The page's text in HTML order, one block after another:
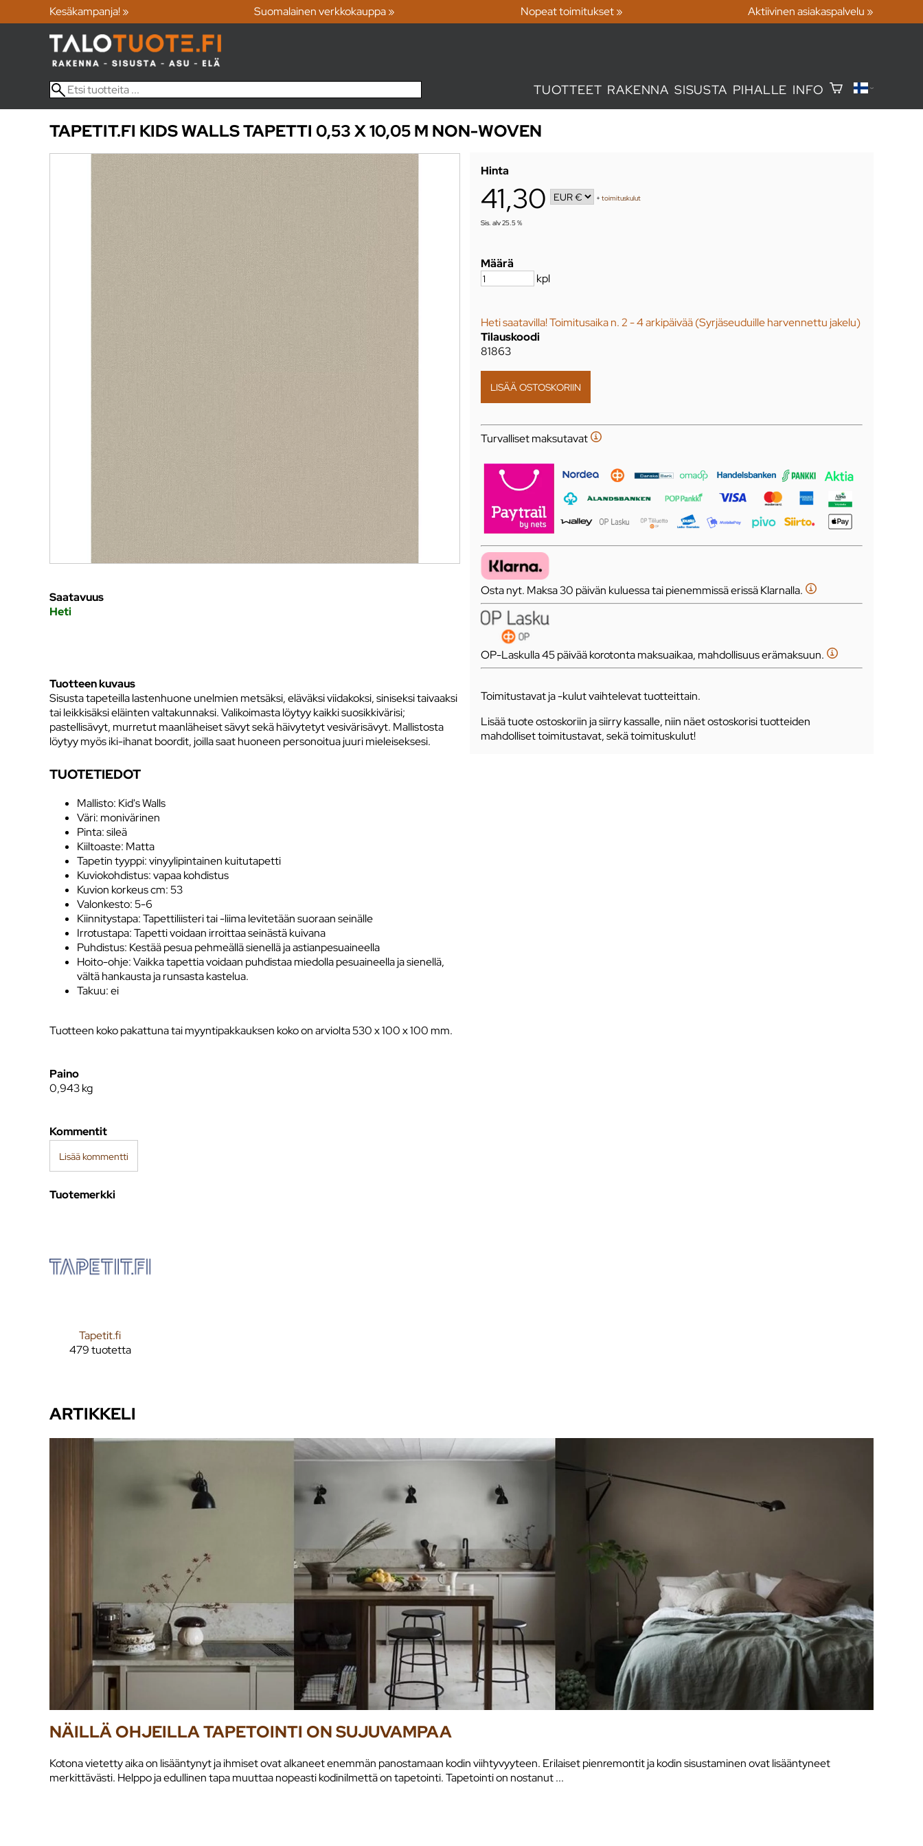
Kesäkampanja! » Suomalainen verkkokauppa » Nopeat toimitukset » Aktiivinen asiakaspalvelu »
TUOTTEET RAKENNA SISUSTA PIHALLE INFO
TAPETIT.FI KIDS WALLS TAPETTI 0,53 X 10,05 M NON-WOVEN
Hinta
41,30 +toimituskulut
Sis. alv 25.5 %
Määrä
kpl
Heti saatavilla! Toimitusaika n. 2 - 4 arkipäivää (Syrjäseuduille harvennettu jakelu)
Tilauskoodi
81863
Turvalliset maksutavat
Osta nyt. Maksa 30 päivän kuluessa tai pienemmissä erissä Klarnalla.
OP-Laskulla 45 päivää korotonta maksuaikaa, mahdollisuus erämaksuun.
Toimitustavat ja -kulut vaihtelevat tuotteittain.
Lisää tuote ostoskoriin ja siirry kassalle, niin näet ostoskorisi tuotteiden
mahdolliset toimitustavat, sekä toimituskulut!
Saatavuus
Heti
Tuotteen kuvaus
Sisusta tapeteilla lastenhuone unelmien metsäksi, eläväksi viidakoksi, siniseksi taivaaksi
tai leikkisäksi eläinten valtakunnaksi. Valikoimasta löytyy kaikki suosikkivärisi;
pastellisävyt, murretut maanläheiset sävyt sekä häivytetyt vesivärisävyt. Mallistosta
löytyy myös iki-ihanat boordit, joilla saat huoneen personoitua juuri mieleiseksesi.
TUOTETIEDOT
Mallisto: Kid's Walls
Väri: monivärinen
Pinta: sileä
Kiiltoaste: Matta
Tapetin tyyppi: vinyylipintainen kuitutapetti
Kuviokohdistus: vapaa kohdistus
Kuvion korkeus cm: 53
Valonkesto: 5-6
Kiinnitystapa: Tapettiliisteri tai -liima levitetään suoraan seinälle
Irrotustapa: Tapetti voidaan irroittaa seinästä kuivana
Puhdistus: Kestää pesua pehmeällä sienellä ja astianpesuaineella
Hoito-ohje: Vaikka tapettia voidaan puhdistaa miedolla pesuaineella ja sienellä,
vältä hankausta ja runsasta kastelua.
Takuu: ei
Tuotteen koko pakattuna tai myyntipakkauksen koko on arviolta 530 x 100 x 100 mm.
Paino
0,943kg
Kommentit
Lisää kommentti
Tuotemerkki
Tapetit.fi
479 tuotetta
ARTIKKELI
NÄILLÄ OHJEILLA TAPETOINTI ON SUJUVAMPAA
Kotona vietetty aika on lisääntynyt ja ihmiset ovat alkaneet enemmän panostamaan kodin viihtyvyyteen. Erilaiset pienremontit ja kodin sisustaminen ovat lisääntyneet
merkittävästi. Helppo ja edullinen tapa muuttaa nopeasti kodinilmettä on tapetointi. Tapetointi on nostanut ...